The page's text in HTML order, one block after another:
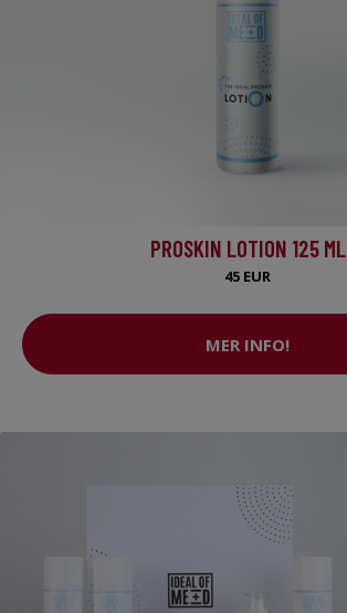
PROSKIN LOTION 125 ML
45 EUR
MER INFO!